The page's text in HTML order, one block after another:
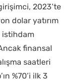
2023’te
dolar yatırım
istihdam
finansal
saatleri
%70’i ilk 3